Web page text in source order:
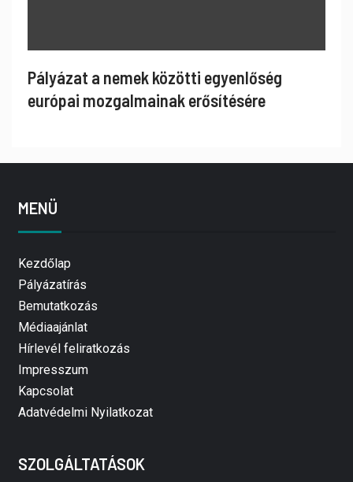
Pályázat a nemek közötti egyenlőség
európai mozgalmainak erősítésére
MENÜ
Kezdőlap
Pályázatírás
Bemutatkozás
Médiaajánlat
Hírlevél feliratkozás
Impresszum
Kapcsolat
Adatvédelmi Nyilatkozat
SZOLGÁLTATÁSOK